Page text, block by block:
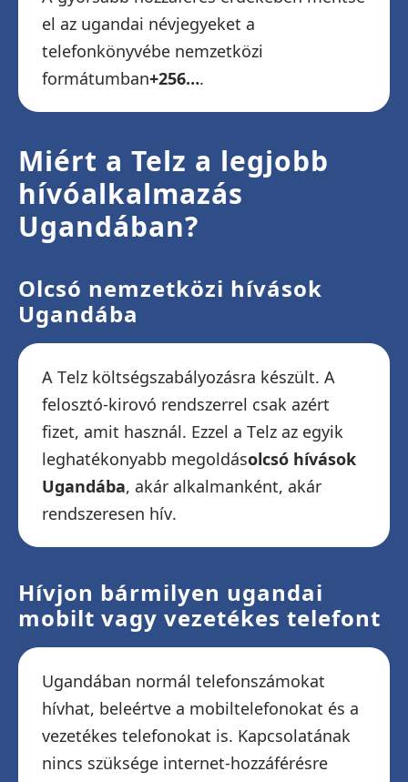
el az ugandai névjegyeket a
telefonkönyvébe nemzetközi
formátumban+256….
Miért a Telz a legjobb
hívóalkalmazás
Ugandában?
Olcsó nemzetközi hívások
Ugandába
A Telz költségszabályozásra készült. A
felosztó-kirovó rendszerrel csak azért
fizet, amit használ. Ezzel a Telz az egyik
leghatékonyabb megoldásolcsó hívások
Ugandába, akár alkalmanként, akár
rendszeresen hív.
Hívjon bármilyen ugandai
mobilt vagy vezetékes telefont
Ugandában normál telefonszámokat
hívhat, beleértve a mobiltelefonokat és a
vezetékes telefonokat is. Kapcsolatának
nincs szüksége internet-hozzáférésre